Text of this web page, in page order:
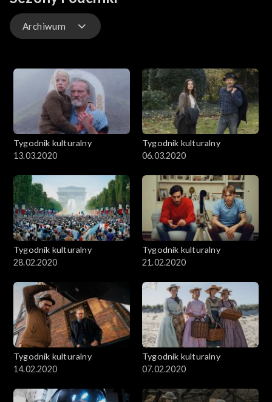
Archiwum
Archiwum
Tygodnik kulturalny
13.03.2020
Tygodnik kulturalny
06.03.2020
Tygodnik kulturalny
28.02.2020
Tygodnik kulturalny
21.02.2020
Tygodnik kulturalny
14.02.2020
Tygodnik kulturalny
07.02.2020